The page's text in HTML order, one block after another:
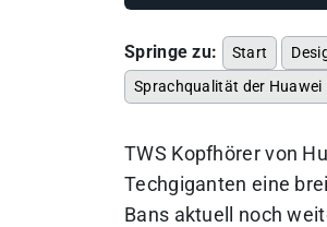
Springe zu: Start
Sprachqualität der Huawei
TWS Kopfhörer von
Techgiganten eine
Bans aktuell noch